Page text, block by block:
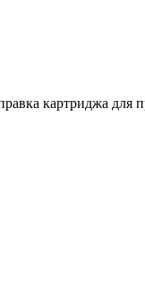
картриджа для